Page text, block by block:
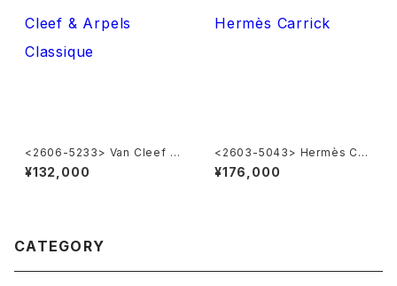
<2606-5233> Van Cleef &
Arpels Classique
¥132,000
<2603-5043> Hermès Car
rick
¥176,000
CATEGORY